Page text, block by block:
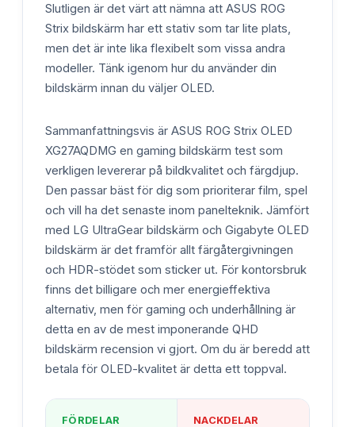
Slutligen är det värt att nämna att ASUS ROG
Strix bildskärm har ett stativ som tar lite plats,
men det är inte lika flexibelt som vissa andra
modeller. Tänk igenom hur du använder din
bildskärm innan du väljer OLED.
Sammanfattningsvis är ASUS ROG Strix OLED
XG27AQDMG en gaming bildskärm test som
verkligen levererar på bildkvalitet och färgdjup.
Den passar bäst för dig som prioriterar film, spel
och vill ha det senaste inom panelteknik. Jämfört
med LG UltraGear bildskärm och Gigabyte OLED
bildskärm är det framför allt färgåtergivningen
och HDR-stödet som sticker ut. För kontorsbruk
finns det billigare och mer energieffektiva
alternativ, men för gaming och underhållning är
detta en av de mest imponerande QHD
bildskärm recension vi gjort. Om du är beredd att
betala för OLED-kvalitet är detta ett toppval.
FÖRDELAR NACKDELAR